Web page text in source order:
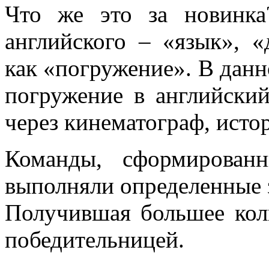
Что же это за
английского – «язык»,
как «погружение». В
погружение в
через кинематограф,
Команды,
выполняли определенные
Получившая большее
победительницей.